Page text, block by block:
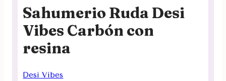
Sahumerio Ruda Desi
Vibes Carbón con
resina
Desi Vibes